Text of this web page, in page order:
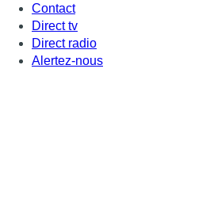
Contact
Direct tv
Direct radio
Alertez-nous